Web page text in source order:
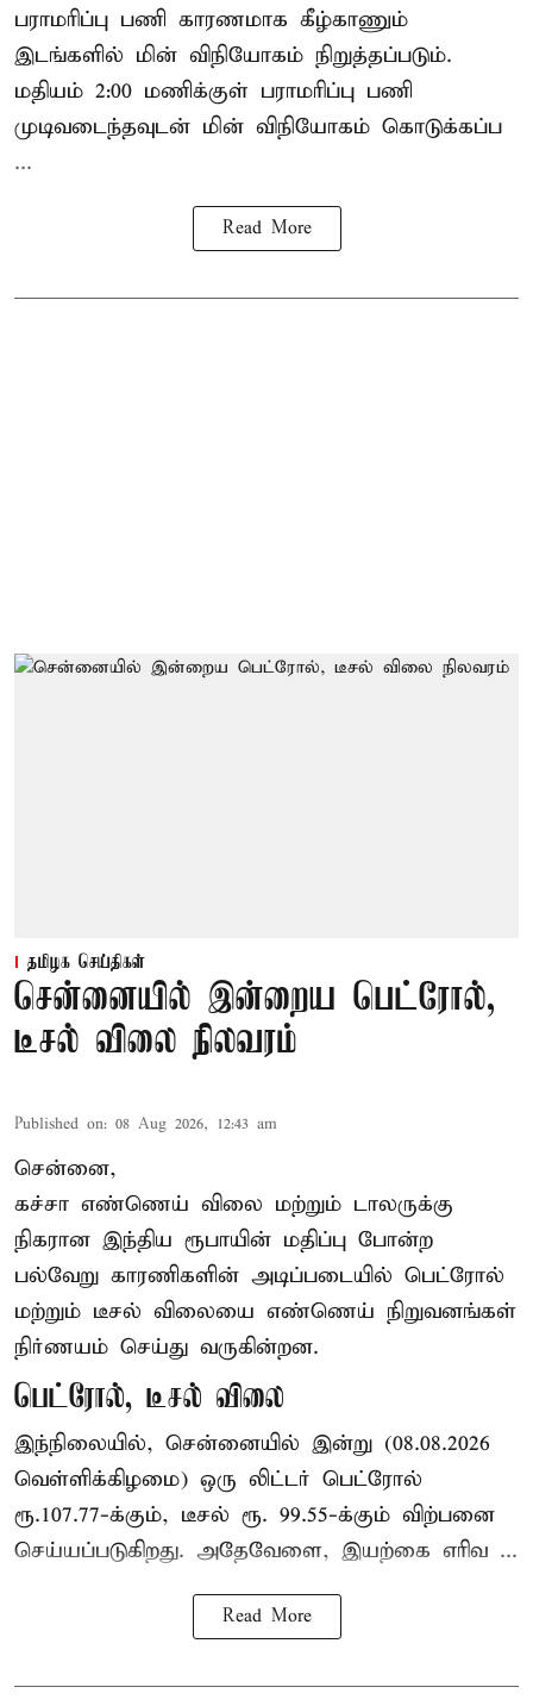
பராமரிப்பு பணி காரணமாக கீழ்காணும்
இடங்களில் மின் விநியோகம் நிறுத்தப்படும்.
மதியம் 2:00 மணிக்குள் பராமரிப்பு பணி
முடிவடைந்தவுடன் மின் விநியோகம் கொடுக்கப்ப
...
Read More
தமிழக செய்திகள்
சென்னையில் இன்றைய பெட்ரோல்,
டீசல் விலை நிலவரம்
Published on: 08 Aug 2026, 12:43 am
சென்னை,
கச்சா எண்ணெய் விலை மற்றும் டாலருக்கு
நிகரான இந்திய ரூபாயின் மதிப்பு போன்ற
பல்வேறு காரணிகளின் அடிப்படையில் பெட்ரோல்
மற்றும் டீசல் விலையை எண்ணெய் நிறுவனங்கள்
நிர்ணயம் செய்து வருகின்றன.
பெட்ரோல், டீசல் விலை
இந்நிலையில், சென்னையில் இன்று (08.08.2026
வெள்ளிக்கிழமை) ஒரு லிட்டர் பெட்ரோல்
ரூ.107.77-க்கும், டீசல் ரூ. 99.55-க்கும் விற்பனை
செய்யப்படுகிறது. அதேவேளை, இயற்கை எரிவ ...
Read More